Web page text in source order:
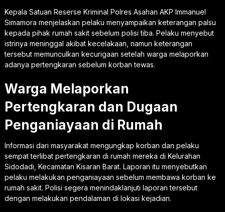
Kepala Satuan Reserse Kriminal Polres Asahan AKP Immanuel
Simamora menjelaskan pelaku menyampaikan keterangan palsu
kepada pihak rumah sakit sebelum polisi tiba. Pelaku menyebut
istrinya meninggal akibat kecelakaan, namun keterangan
tersebut memunculkan kecurigaan setelah warga melaporkan
adanya pertengkaran sebelum korban tewas.
Warga Melaporkan
Pertengkaran dan Dugaan
Penganiayaan di Rumah
Informasi dari masyarakat mengungkap korban dan pelaku
sempat terlibat pertengkaran di rumah mereka di Kelurahan
Sidodadi, Kecamatan Kisaran Barat. Laporan itu menyebutkan
pelaku melakukan penganiayaan sebelum membawa korban ke
rumah sakit. Polisi segera menindaklanjuti laporan tersebut
dengan melakukan pendalaman di lokasi kejadian.